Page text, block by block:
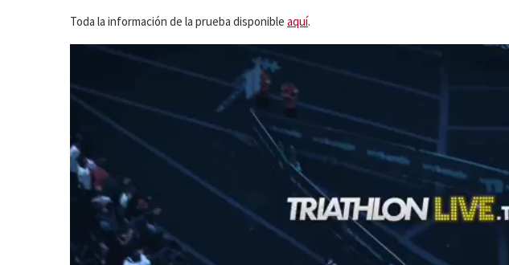
Toda la información de la prueba disponible aquí.